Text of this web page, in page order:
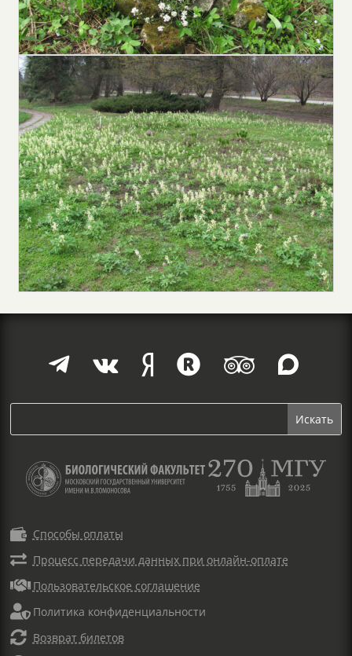
     
 Способы оплаты
 Процесс передачи данных при онлайн-оплате
 Пользовательское соглашение
 Политика конфиденциальности
 Возврат билетов